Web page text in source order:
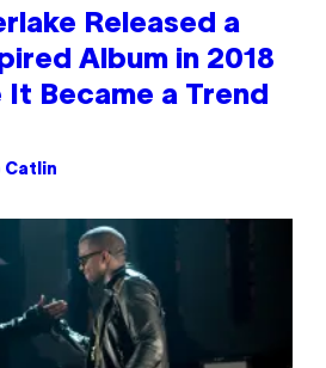
Released a
Album in 2018
It Became a Trend
Catlin